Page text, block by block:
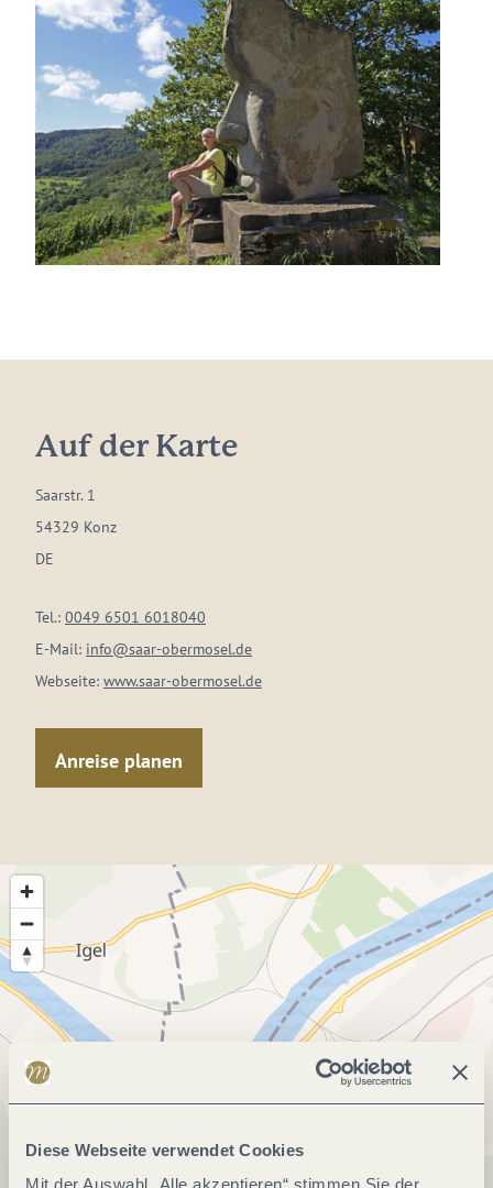
Diese Webseite verwendet Cookies
Mit der Auswahl „Alle akzeptieren“ stimmen Sie der
Auf der Karte
Saarstr. 1
54329 Konz
DE
Tel.: 0049 6501 6018040
E-Mail: info@saar-obermosel.de
Webseite: www.saar-obermosel.de
Anreise planen